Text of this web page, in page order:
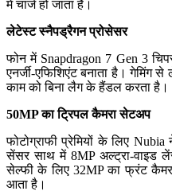
में चार्ज हो जाता है।
लेटेस्ट स्नैपड्रैगन प्रोसेसर
फोन में Snapdragon 7 Gen 3
एनर्जी-एफिशिएंट बनाता है। गेमिंग
काम को बिना लैग के हैंडल करता है।
50MP का ट्रिपल कैमरा सेटअप
फोटोग्राफी प्रेमियों के लिए
सेंसर साथ में 8MP अल्ट्रा-वाइड
सेल्फी के लिए 32MP का फ्रंट
आता है।